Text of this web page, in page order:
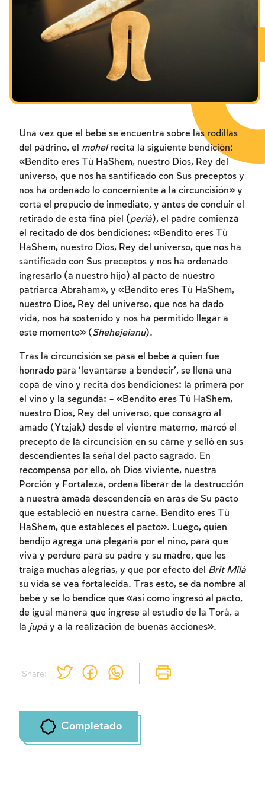
Los ayunos por la destrucción del Templo
Janucá
Share:
Una vez que el bebé se encuentra sobre las rodillas
del padrino, el mohelrecita la siguiente bendición:
«Bendito eres Tú HaShem, nuestro Dios, Rey del
universo, que nos ha santificado con Sus preceptos y
nos ha ordenado lo concerniente a la circuncisión» y
corta el prepucio de inmediato, y antes de concluir el
retirado de esta fina piel (periá), el padre comienza
el recitado de dos bendiciones: «Bendito eres Tú
HaShem, nuestro Dios, Rey del universo, que nos ha
santificado con Sus preceptos y nos ha ordenado
ingresarlo (a nuestro hijo) al pacto de nuestro
patriarca Abraham», y «Bendito eres Tú HaShem,
nuestro Dios, Rey del universo, que nos ha dado
vida, nos ha sostenido y nos ha permitido llegar a
este momento» (Shehejeianu).
Tras la circuncisión se pasa el bebé a quien fue
honrado para ‘levantarse a bendecir’, se llena una
copa de vino y recita dos bendiciones: la primera por
el vino y la segunda: – «Bendito eres Tú HaShem,
nuestro Dios, Rey del universo, que consagró al
amado (Ytzjak) desde el vientre materno, marcó el
precepto de la circuncisión en su carne y selló en sus
descendientes la señal del pacto sagrado. En
recompensa por ello, oh Dios viviente, nuestra
Porción y Fortaleza, ordena liberar de la destrucción
a nuestra amada descendencia en aras de Su pacto
que estableció en nuestra carne. Bendito eres Tú
HaShem, que estableces el pacto». Luego, quien
bendijo agrega una plegaria por el niño, para que
viva y perdure para su padre y su madre, que les
traiga muchas alegrías, y que por efecto del Brit Milá
su vida se vea fortalecida. Tras esto, se da nombre al
bebé y se lo bendice que «así como ingresó al pacto,
de igual manera que ingrese al estudio de la Torá, a
la jupá y a la realización de buenas acciones».
Completado
Inscripcion requerida
Para marcar lo estudiado debe conectarse
a su cuenta o inscribirse.
Inscripcion Conectarse